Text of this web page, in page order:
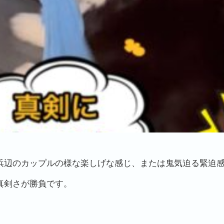
辺のカップルの様な楽しげな感じ、または鬼気迫る緊迫
さが勝負です。